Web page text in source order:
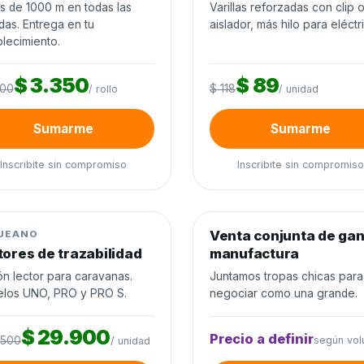
de 1000 m en todas las
Entrega en tu
$ 3.350/ rollo
Sumarme
Inscribite sin compromiso
Varillas reforzadas con clip o
aislador, más hilo para
$ 118$ 89/ unidad
Sumarme
Inscribite sin compromiso
de ganado
de trazabilidad
lector para caravanas.
UNO, PRO y PRO S.
$ 29.900/ unidad
Venta conjunta
Venta conjunta de
manufactura
Juntamos tropas chicas para
negociar como una grande.
Precio a definirsegún